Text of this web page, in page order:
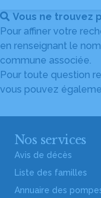
Vous ne trouvez
Pour affiner votre
en renseignant le
commune associée.
Pour toute question
vous pouvez
Nos services
Avis de décès
Liste des familles
Annuaire des